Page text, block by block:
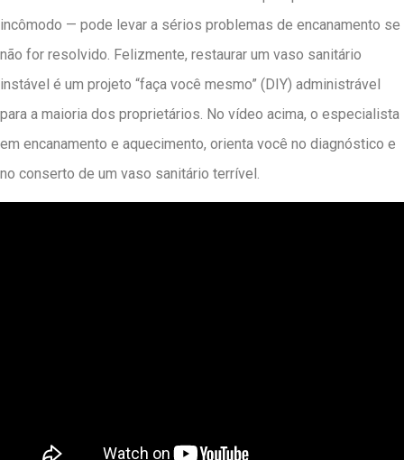
incômodo — pode levar a sérios problemas de encanamento se
não for resolvido. Felizmente, restaurar um vaso sanitário
instável é um projeto “faça você mesmo” (DIY) administrável
para a maioria dos proprietários. No vídeo acima, o especialista
em encanamento e aquecimento, orienta você no diagnóstico e
no conserto de um vaso sanitário terrível.